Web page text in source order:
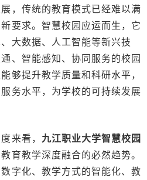
，传统的教育模式已经难以满
要求。智慧校园应运而生，它
大数据、人工智能等新兴技
、智能感知、协同服务的校园
够提升教学质量和科研水平，
务水平，为学校的可持续发展
来看， 九江职业大学智慧校园
育教学深度融合的必然趋势。
字化、教学方式的智能化、教